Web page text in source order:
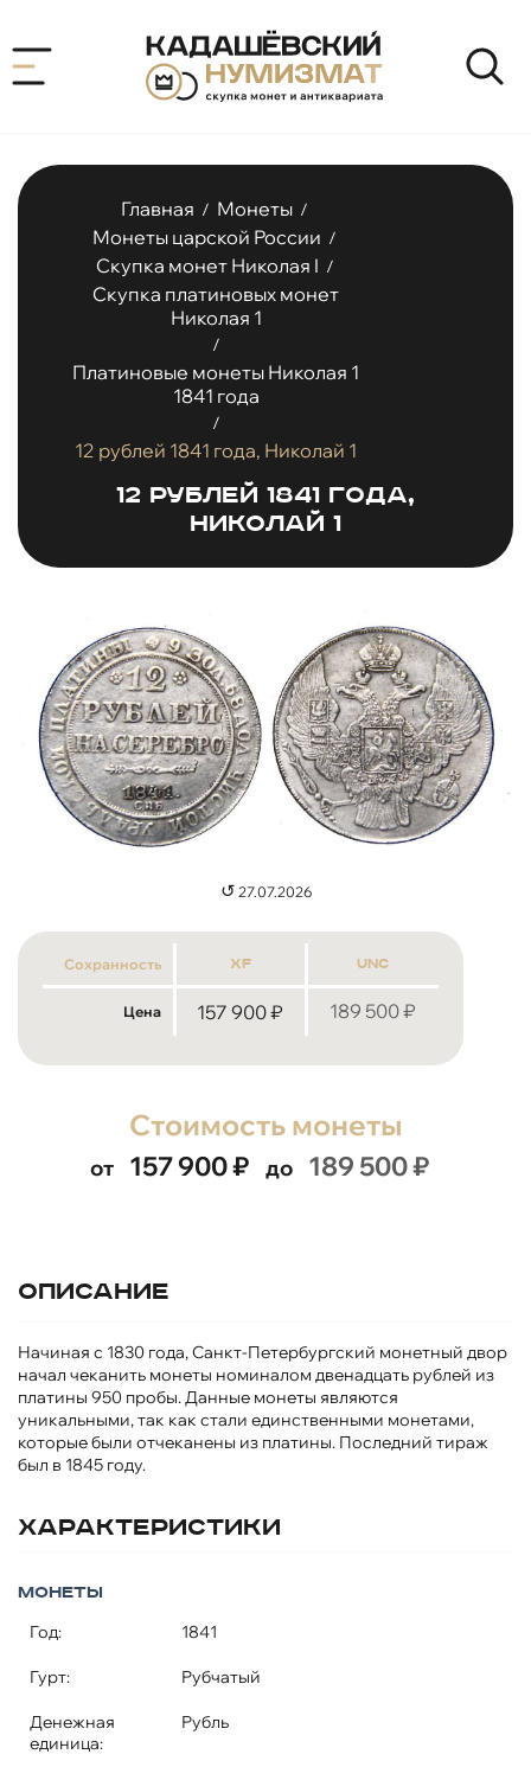
Главная / Монеты /
Монеты царской России /
Скупка монет Николая I /
Скупка платиновых монет
Николая 1
/
Платиновые монеты Николая 1
1841 года
/
12 рублей 1841 года, Николай 1
12 рублей 1841 года,
Николай 1
↺ 27.07.2026
Сохранность xf unc
Цена 157 900₽ 189 500₽
Стоимость монеты
от 157 900₽ до 189 500₽
Описание
Начиная с 1830 года, Санкт-Петербургский монетный двор
начал чеканить монеты номиналом двенадцать рублей из
платины 950 пробы. Данные монеты являются
уникальными, так как стали единственными монетами,
которые были отчеканены из платины. Последний тираж
был в 1845 году.
Характеристики
Монеты
Год: 1841
Гурт: Рубчатый
Денежная
единица:
Рубль